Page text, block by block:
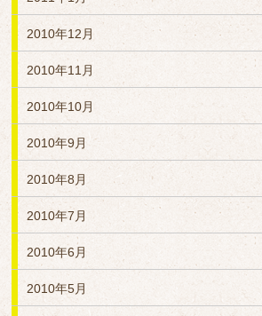
2010年12月
2010年11月
2010年10月
2010年9月
2010年8月
2010年7月
2010年6月
2010年5月